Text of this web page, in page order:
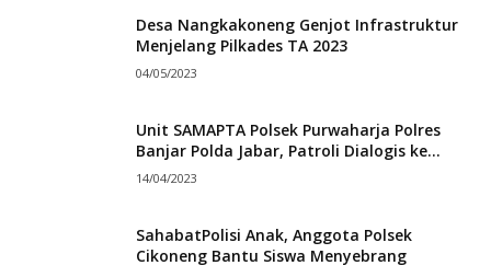
Desa Nangkakoneng Genjot Infrastruktur
Menjelang Pilkades TA 2023
04/05/2023
Unit SAMAPTA Polsek Purwaharja Polres
Banjar Polda Jabar, Patroli Dialogis ke...
14/04/2023
SahabatPolisi Anak, Anggota Polsek
Cikoneng Bantu Siswa Menyebrang